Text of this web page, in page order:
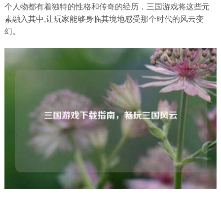
个人物都有着独特的性格和传奇的经历，三国游戏将这些元
素融入其中,让玩家能够身临其境地感受那个时代的风云变
幻。